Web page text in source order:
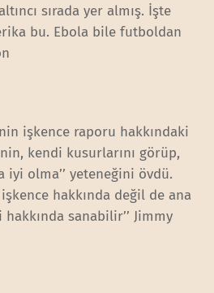
sırada yer almış. İşte
bu. Ebola bile futboldan
işkence raporu hakkındaki
kendi kusurlarını görüp,
iyi olma’’ yeteneğini övdü.
işkence hakkında değil de ana
sanabilir’’ Jimmy